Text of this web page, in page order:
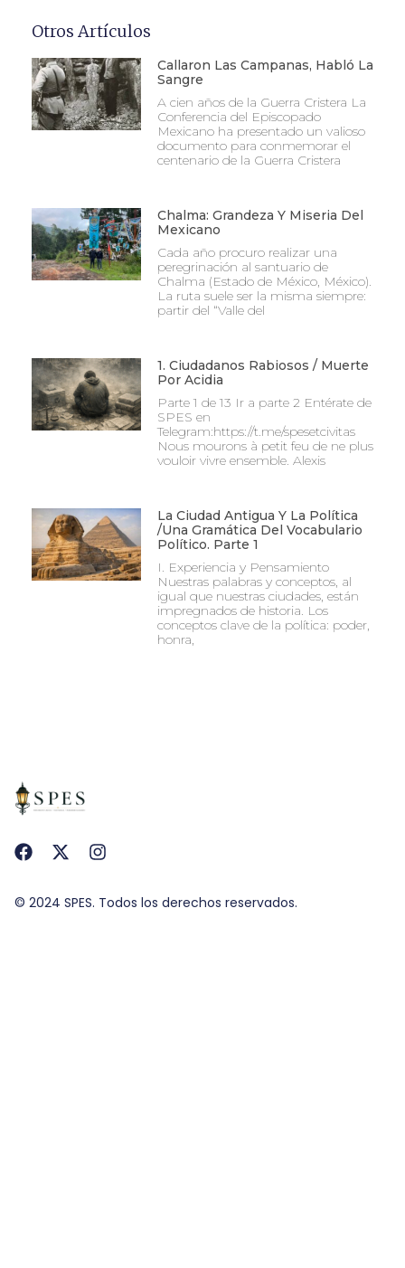
Otros Artículos
Callaron Las Campanas, Habló La
Sangre
A cien años de la Guerra Cristera La
Conferencia del Episcopado
Mexicano ha presentado un valioso
documento para conmemorar el
centenario de la Guerra Cristera
Chalma: Grandeza Y Miseria Del
Mexicano
Cada año procuro realizar una
peregrinación al santuario de
Chalma (Estado de México, México).
La ruta suele ser la misma siempre:
partir del “Valle del
1. Ciudadanos Rabiosos / Muerte
Por Acidia
Parte 1 de 13 Ir a parte 2 Entérate de
SPES en
Telegram:https://t.me/spesetcivitas
Nous mourons à petit feu de ne plus
vouloir vivre ensemble. Alexis
La Ciudad Antigua Y La Política
/Una Gramática Del Vocabulario
Político. Parte 1
I. Experiencia y Pensamiento
Nuestras palabras y conceptos, al
igual que nuestras ciudades, están
impregnados de historia. Los
conceptos clave de la política: poder,
honra,
© 2024 SPES. Todos los derechos reservados.